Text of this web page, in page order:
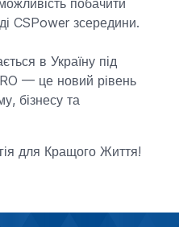
побачити
CSPower зсередини.
в Україну під
— це новий рівень
бізнесу та
для Кращого Життя!